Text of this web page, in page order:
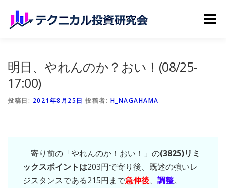
メニュー
明日、やれんのか？おい！(08/25-
17:00)
投稿日: 2021年8月25日 投稿者: H_NAGAHAMA
寄り前の「やれんのか！おい！」の(3825)リミ
ックスポイントは203円で寄り後、既述の強いレ
ジスタンスである215円まで急伸後、 調整。